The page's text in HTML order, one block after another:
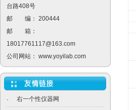
台路408号
邮 编： 200444
邮 箱：
18017761117@163.com
公司网站： www.yoyilab.com
· 右一个性仪器网